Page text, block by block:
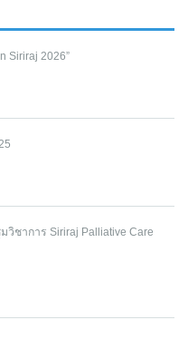
Siriraj 2026”
ชาการ Siriraj Palliative Care